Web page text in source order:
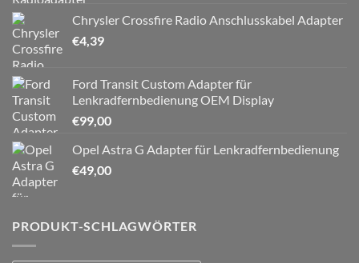
Chrysler Crossfire Radio Anschlusskabel Adapter
€4,39
Ford Transit Custom Adapter für
Lenkradfernbedienung OEM Display
€99,00
Opel Astra G Adapter für Lenkradfernbedienung
€49,00
PRODUKT-SCHLAGWÖRTER